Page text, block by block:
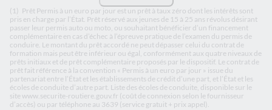
(1) Prêt Permis à un euro par jour est un prêt à taux zéro dont les intérêts sont
pris en charge par l’État. Prêt réservé aux jeunes de 15 à 25 ans révolus désirant
passer leur permis auto ou moto, ou souhaitant bénéficier d’un financement
complémentaire en cas d’échec à l’épreuve pratique de l’examen du permis de
conduire. Le montant du prêt accordé ne peut dépasser celui du contrat de
formation mais peut être inférieur ou égal, conformément aux quatre niveaux de
prêts initiaux et de prêt complémentaire proposés par le dispositif. Le contrat de
prêt fait référence à la convention « Permis à un euro par jour » issue du
partenariat entre l’État et les établissements de crédit d’une part, et l’État et les
écoles de conduite d’autre part. Liste des écoles de conduite, disponible sur le
site www.securite-routiere.gouv.fr (coût de connexion selon le fournisseur
d’accès) ou par téléphone au 3639 (service gratuit + prix appel).